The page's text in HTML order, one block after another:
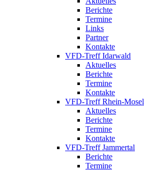
Berichte
Termine
Links
Partner
Kontakte
VFD-Treff Idarwald
Aktuelles
Berichte
Termine
Kontakte
VFD-Treff Rhein-Mosel
Aktuelles
Berichte
Termine
Kontakte
VFD-Treff Jammertal
Berichte
Termine